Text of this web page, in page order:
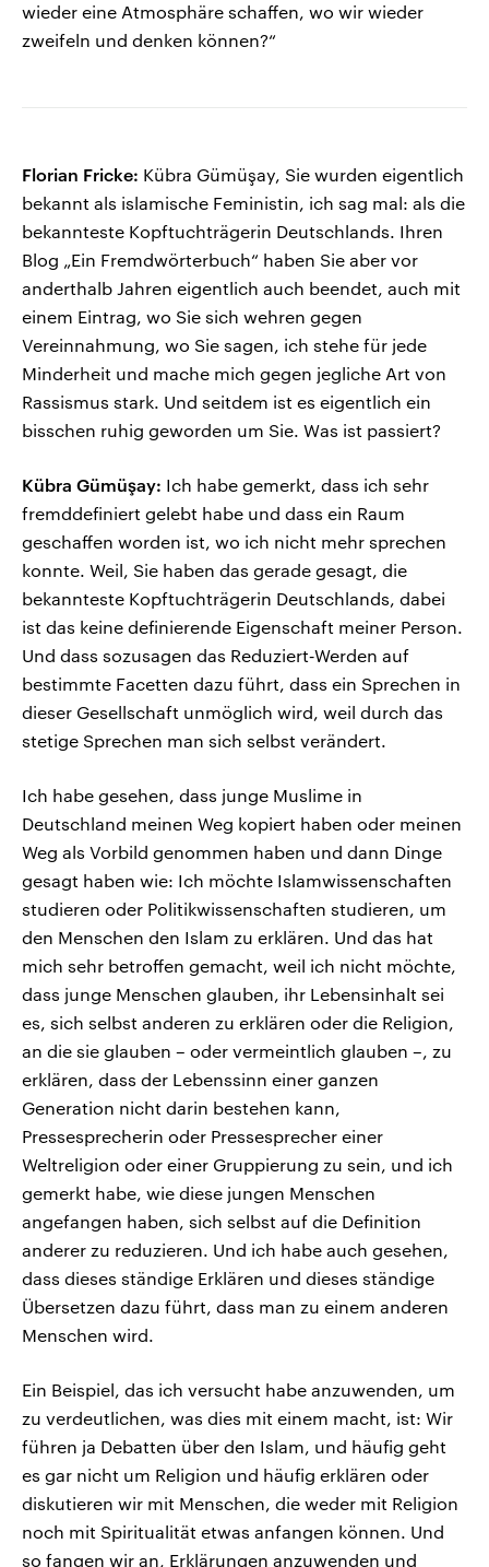
wieder eine Atmosphäre schaffen, wo wir wieder
zweifeln und denken können?“
Florian Fricke: Kübra Gümüşay, Sie wurden eigentlich
bekannt als islamische Feministin, ich sag mal: als die
bekannteste Kopftuchträgerin Deutschlands. Ihren
Blog „Ein Fremdwörterbuch“ haben Sie aber vor
anderthalb Jahren eigentlich auch beendet, auch mit
einem Eintrag, wo Sie sich wehren gegen
Vereinnahmung, wo Sie sagen, ich stehe für jede
Minderheit und mache mich gegen jegliche Art von
Rassismus stark. Und seitdem ist es eigentlich ein
bisschen ruhig geworden um Sie. Was ist passiert?
Kübra Gümüşay: Ich habe gemerkt, dass ich sehr
fremddefiniert gelebt habe und dass ein Raum
geschaffen worden ist, wo ich nicht mehr sprechen
konnte. Weil, Sie haben das gerade gesagt, die
bekannteste Kopftuchträgerin Deutschlands, dabei
ist das keine definierende Eigenschaft meiner Person.
Und dass sozusagen das Reduziert‑Werden auf
bestimmte Facetten dazu führt, dass ein Sprechen in
dieser Gesellschaft unmöglich wird, weil durch das
stetige Sprechen man sich selbst verändert.
Ich habe gesehen, dass junge Muslime in
Deutschland meinen Weg kopiert haben oder meinen
Weg als Vorbild genommen haben und dann Dinge
gesagt haben wie: Ich möchte Islamwissenschaften
studieren oder Politikwissenschaften studieren, um
den Menschen den Islam zu erklären. Und das hat
mich sehr betroffen gemacht, weil ich nicht möchte,
dass junge Menschen glauben, ihr Lebensinhalt sei
es, sich selbst anderen zu erklären oder die Religion,
an die sie glauben – oder vermeintlich glauben –, zu
erklären, dass der Lebenssinn einer ganzen
Generation nicht darin bestehen kann,
Pressesprecherin oder Pressesprecher einer
Weltreligion oder einer Gruppierung zu sein, und ich
gemerkt habe, wie diese jungen Menschen
angefangen haben, sich selbst auf die Definition
anderer zu reduzieren. Und ich habe auch gesehen,
dass dieses ständige Erklären und dieses ständige
Übersetzen dazu führt, dass man zu einem anderen
Menschen wird.
Ein Beispiel, das ich versucht habe anzuwenden, um
zu verdeutlichen, was dies mit einem macht, ist: Wir
führen ja Debatten über den Islam, und häufig geht
es gar nicht um Religion und häufig erklären oder
diskutieren wir mit Menschen, die weder mit Religion
noch mit Spiritualität etwas anfangen können. Und
so fangen wir an, Erklärungen anzuwenden und